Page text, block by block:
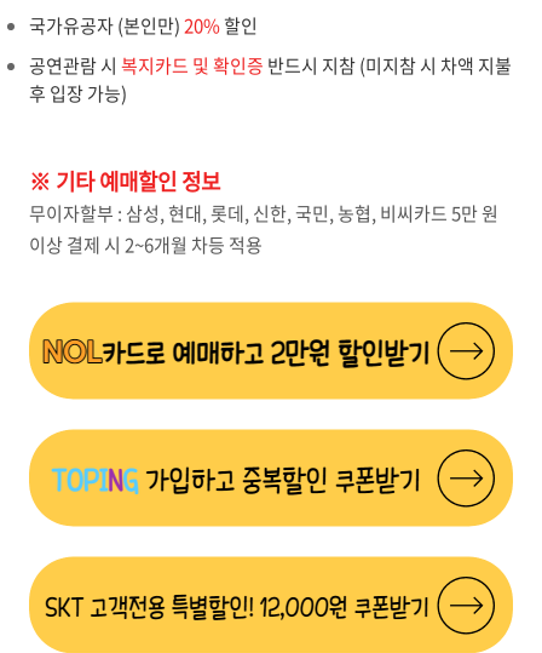
국가유공자 (본인만)20%할인
공연관람 시 복지카드 및 확인증 반드시 지참 (미지참 시 차액 지불
후 입장 가능)
※ 기타 예매할인 정보
무이자할부 : 삼성, 현대, 롯데, 신한, 국민, 농협, 비씨카드 5만 원
이상 결제 시 2~6개월 차등 적용